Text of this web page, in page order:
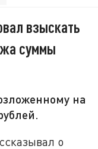
взыскать
суммы
на
о